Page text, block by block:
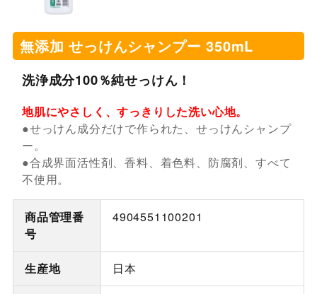
無添加 せっけんシャンプー 350mL
洗浄成分100％純せっけん！
地肌にやさしく、すっきりした洗い心地。
●せっけん成分だけで作られた、せっけんシャンプ
ー。
●合成界面活性剤、香料、着色料、防腐剤、すべて
不使用。
商品管理番
号
4904551100201
生産地 日本